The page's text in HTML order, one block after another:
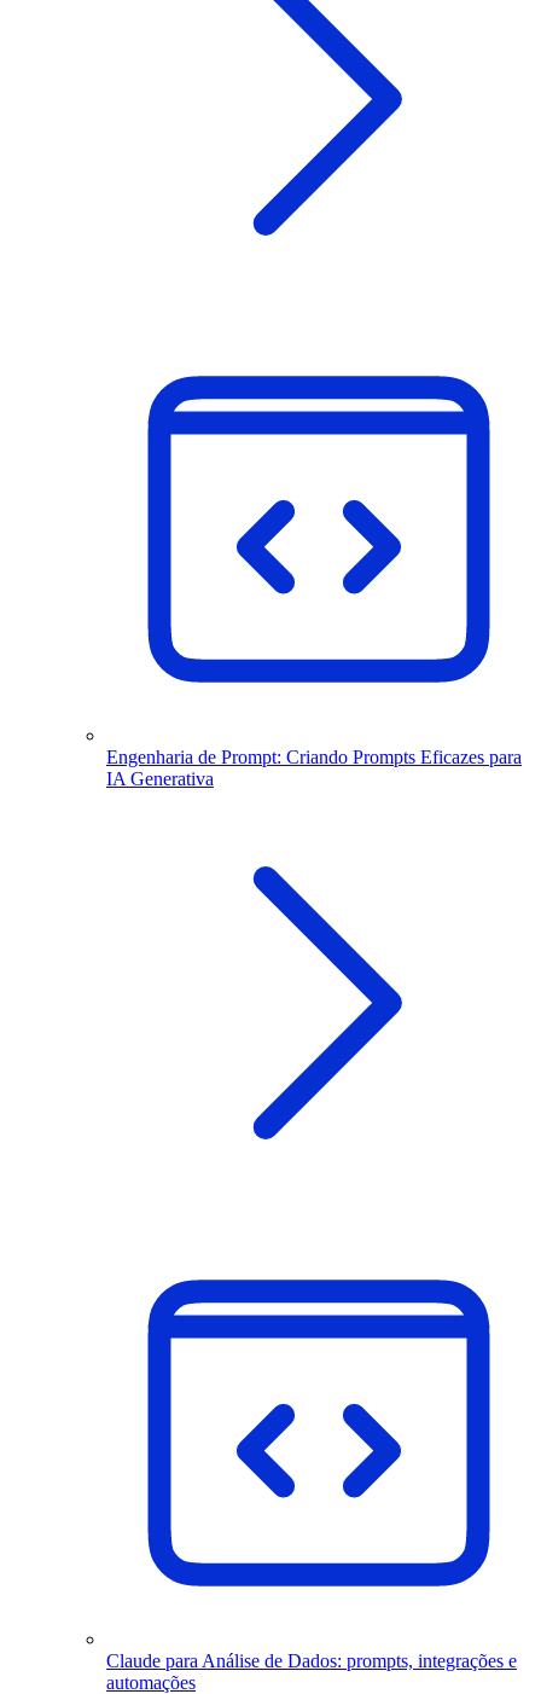
Engenharia de Prompt: Criando Prompts Eficazes para
IA Generativa
Claude para Análise de Dados: prompts, integrações e
automações